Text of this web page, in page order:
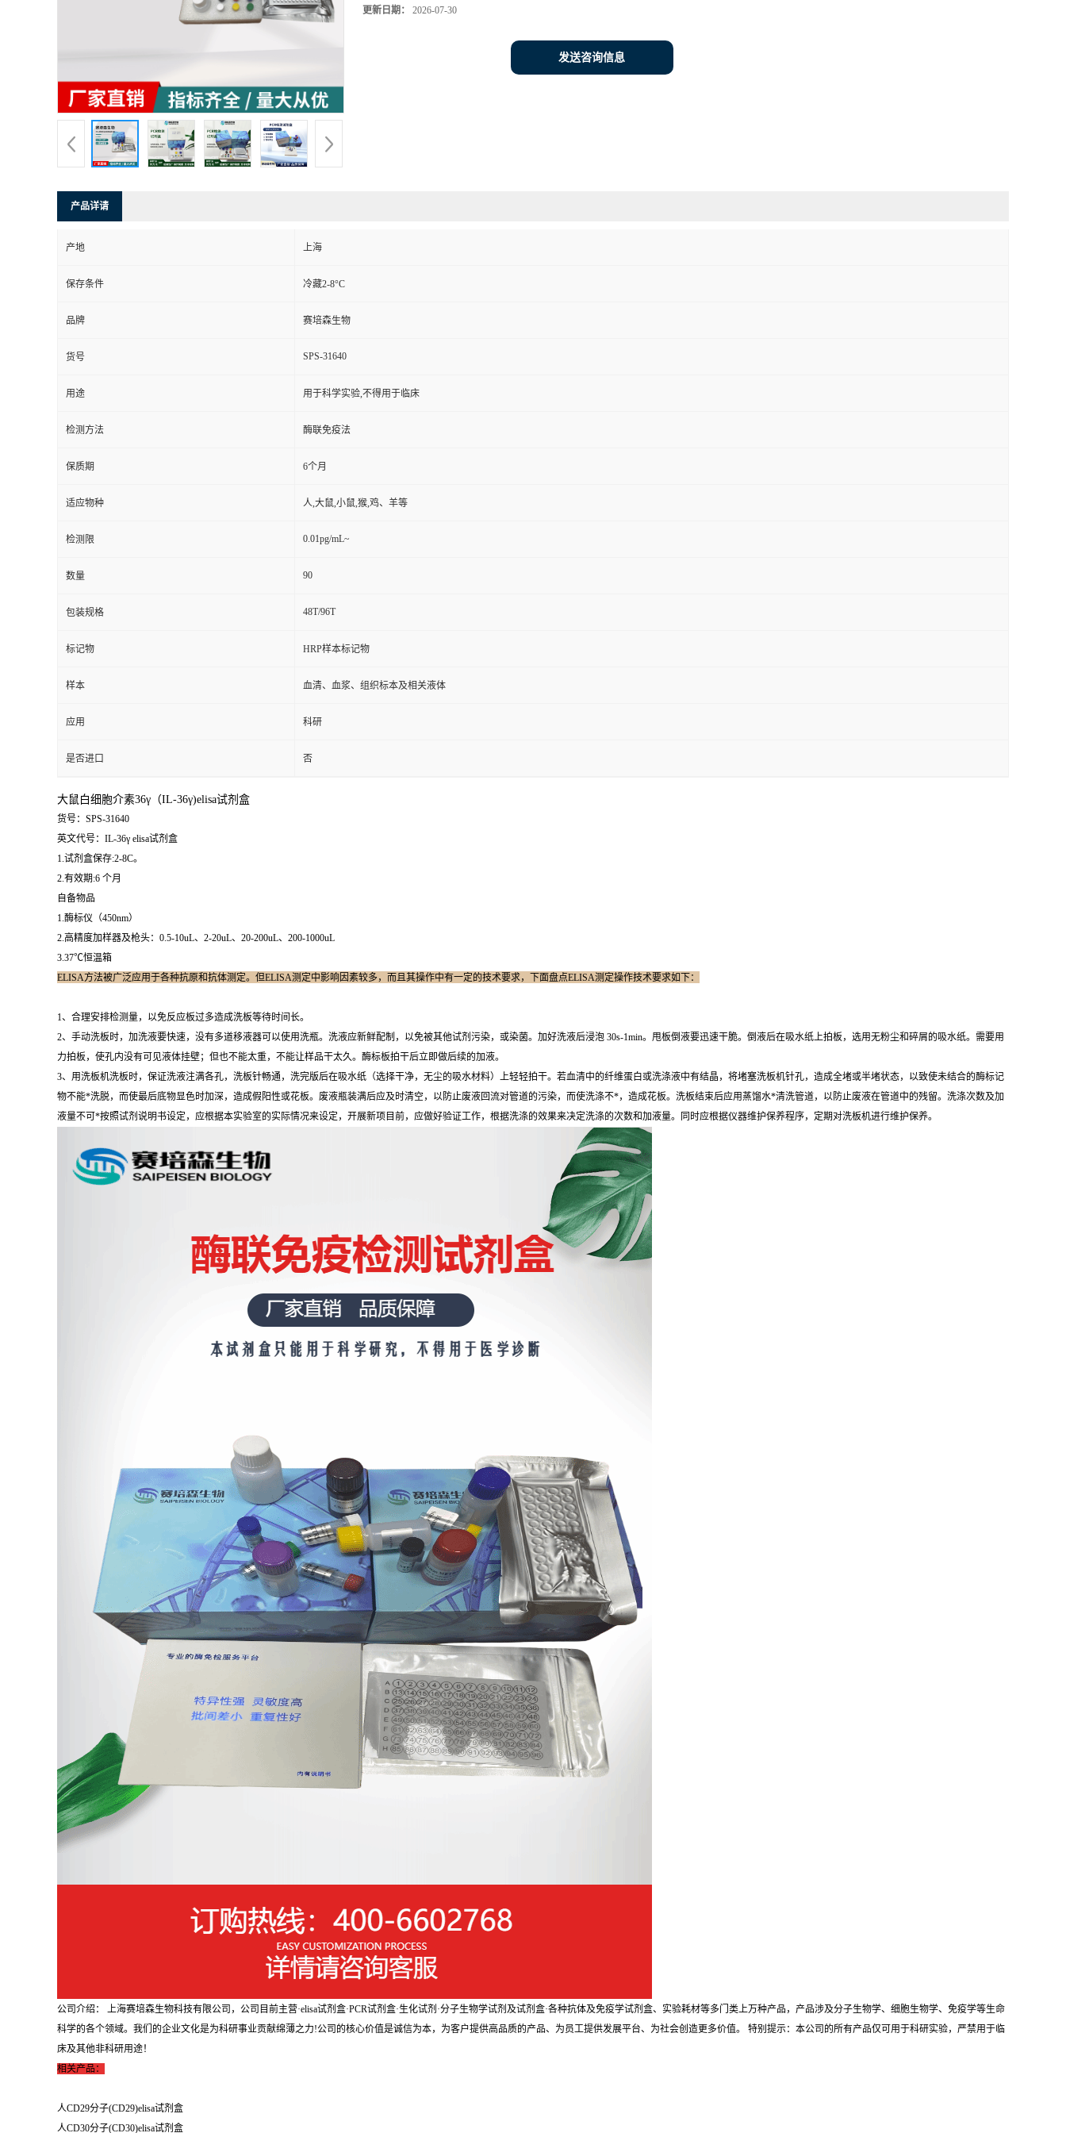
更新日期： 2026-07-30
发送咨询信息
产品详请
产地 上海
保存条件 冷藏2-8°C
品牌 赛培森生物
货号 SPS-31640
用途 用于科学实验,不得用于临床
检测方法 酶联免疫法
保质期 6个月
适应物种 人,大鼠,小鼠,猴,鸡、羊等
检测限 0.01pg/mL~
数量 90
包装规格 48T/96T
标记物 HRP样本标记物
样本 血清、血浆、组织标本及相关液体
应用 科研
是否进口 否
大鼠白细胞介素36γ（IL-36γ)elisa试剂盒
货号：SPS-31640
英文代号：IL-36γ elisa试剂盒
1.试剂盒保存:2-8C。
2.有效期:6 个月
自备物品
1.酶标仪（450nm）
2.高精度加样器及枪头：0.5-10uL、2-20uL、20-200uL、200-1000uL
3.37℃恒温箱
ELISA方法被广泛应用于各种抗原和抗体测定。但ELISA测定中影响因素较多，而且其操作中有一定的技术要求，下面盘点ELISA测定操作技术要求如下：
1、合理安排检测量，以免反应板过多造成洗板等待时间长。
2、手动洗板时，加洗液要快速，没有多道移液器可以使用洗瓶。洗液应新鲜配制，以免被其他试剂污染，或染菌。加好洗液后浸泡 30s-1min。甩板倒液要迅速干脆。倒液后在吸水纸上拍板，选用无粉尘和碎屑的吸水纸。需要用
力拍板，使孔内没有可见液体挂壁；但也不能太重，不能让样品干太久。酶标板拍干后立即做后续的加液。
3、用洗板机洗板时，保证洗液注满各孔，洗板针畅通，洗完版后在吸水纸（选择干净，无尘的吸水材料）上轻轻拍干。若血清中的纤维蛋白或洗涤液中有结晶，将堵塞洗板机针孔，造成全堵或半堵状态，以致使未结合的酶标记
物不能*洗脱，而使最后底物显色时加深，造成假阳性或花板。废液瓶装满后应及时清空，以防止废液回流对管道的污染，而使洗涤不*，造成花板。洗板结束后应用蒸馏水*清洗管道，以防止废液在管道中的残留。洗涤次数及加
液量不可*按照试剂说明书设定，应根据本实验室的实际情况来设定，开展新项目前，应做好验证工作，根据洗涤的效果来决定洗涤的次数和加液量。同时应根据仪器维护保养程序，定期对洗板机进行维护保养。
公司介绍： 上海赛培森生物科技有限公司，公司目前主营·elisa试剂盒·PCR试剂盒·生化试剂·分子生物学试剂及试剂盒·各种抗体及免疫学试剂盒、实验耗材等多门类上万种产品，产品涉及分子生物学、细胞生物学、免疫学等生命
科学的各个领域。我们的企业文化是为科研事业贡献绵薄之力!公司的核心价值是诚信为本，为客户提供高品质的产品、为员工提供发展平台、为社会创造更多价值。 特别提示：本公司的所有产品仅可用于科研实验，严禁用于临
床及其他非科研用途！
相关产品：
人CD29分子(CD29)elisa试剂盒
人CD30分子(CD30)elisa试剂盒